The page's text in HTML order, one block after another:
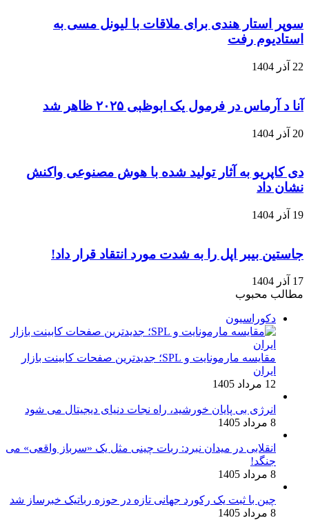
سوپر استار هندی برای ملاقات با لیونل مسی به
استادیوم رفت
22 آذر 1404
آنا د آرماس در فرمول یک ابوظبی ۲۰۲۵ ظاهر شد
20 آذر 1404
دی‌ کاپریو به آثار تولید شده با هوش مصنوعی واکنش
نشان داد
19 آذر 1404
جاستین بیبر اپل را به‌ شدت مورد انتقاد قرار داد!
17 آذر 1404
مطالب محبوب
دکوراسیون
مقایسه مارمونایت و SPL؛ جدیدترین صفحات کابینت بازار
ایران
12 مرداد 1405
انرژی بی‌ پایان خورشید، راه نجات دنیای دیجیتال می شود
8 مرداد 1405
انقلابی در میدان نبرد: ربات چینی مثل یک «سرباز واقعی» می‌
جنگد!
8 مرداد 1405
چین با ثبت یک رکورد جهانی تازه در حوزه رباتیک خبرساز شد
8 مرداد 1405